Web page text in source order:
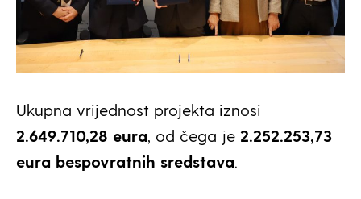
Ukupna vrijednost projekta iznosi
2.649.710,28 eura, od čega je 2.252.253,73
eura bespovratnih sredstava.